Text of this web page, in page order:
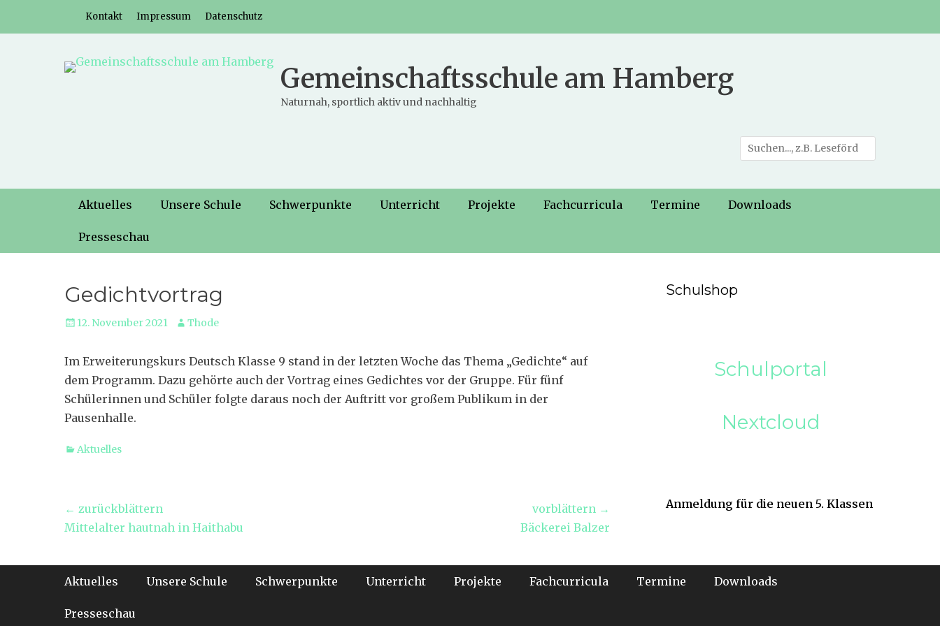
Header-Menü
Weiter
Kontakt Impressum Datenschutz
Gemeinschaftsschule am Hamberg
Naturnah, sportlich aktiv und nachhaltig
Suche
nach:
Hauptmenü
Weiter
Inhalt
Aktuelles Unsere Schule Schwerpunkte Unterricht Projekte Fachcurricula Termine Downloads
Presseschau
Gedichtvortrag
Veröffentlicht
12. November 2021 Autor
Thode
Im Erweiterungskurs Deutsch Klasse 9 stand in der letzten Woche das Thema „Gedichte“ auf
dem Programm. Dazu gehörte auch der Vortrag eines Gedichtes vor der Gruppe. Für fünf
Schülerinnen und Schüler folgte daraus noch der Auftritt vor großem Publikum in der
Pausenhalle.
Kategorien
Aktuelles
Beitragsnavigation
← zurückblättern
Vorheriger
Mittelalter hautnah in Haithabu
vorblättern →
Bäckerei Balzer
Schulshop
Schulportal
Nextcloud
Anmeldung für die neuen 5. Klassen
Footer-Menü
Weiter
Inhalt
Aktuelles Unsere Schule Schwerpunkte Unterricht Projekte Fachcurricula Termine Downloads
Presseschau